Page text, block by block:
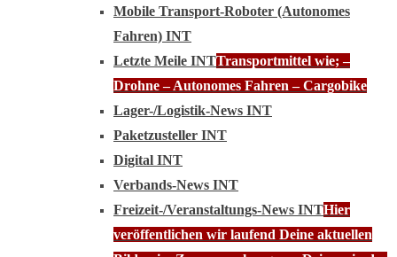
Mobile Transport-Roboter (Autonomes
Fahren) INT
Letzte Meile INTTransportmittel wie; –
Drohne – Autonomes Fahren – Cargobike
Lager-/Logistik-News INT
Paketzusteller INT
Digital INT
Verbands-News INT
Freizeit-/Veranstaltungs-News INTHier
veröffentlichen wir laufend Deine aktuellen